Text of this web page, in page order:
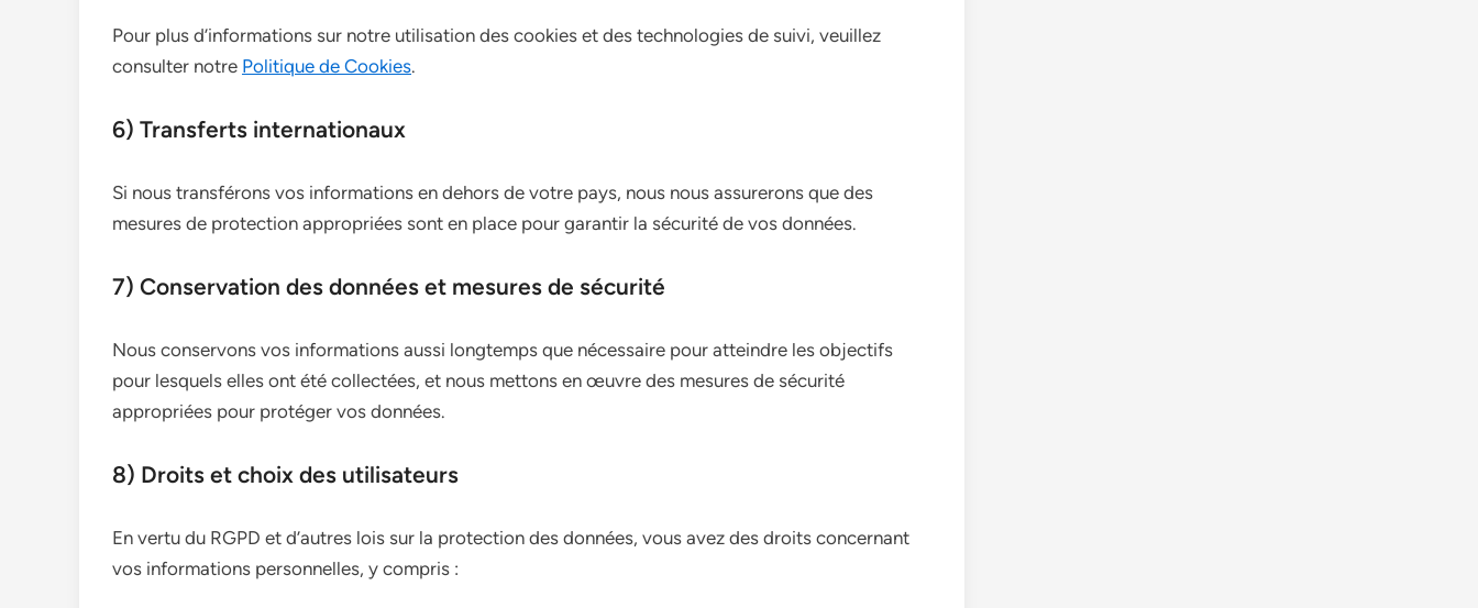
Pour plus d’informations sur notre utilisation des cookies et des technologies de suivi, veuillez
consulter notre Politique de Cookies.
6) Transferts internationaux
Si nous transférons vos informations en dehors de votre pays, nous nous assurerons que des
mesures de protection appropriées sont en place pour garantir la sécurité de vos données.
7) Conservation des données et mesures de sécurité
Nous conservons vos informations aussi longtemps que nécessaire pour atteindre les objectifs
pour lesquels elles ont été collectées, et nous mettons en œuvre des mesures de sécurité
appropriées pour protéger vos données.
8) Droits et choix des utilisateurs
En vertu du RGPD et d’autres lois sur la protection des données, vous avez des droits concernant
vos informations personnelles, y compris :